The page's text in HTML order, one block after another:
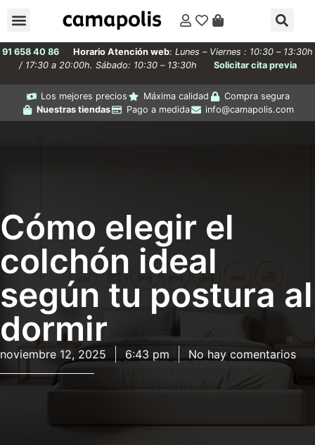
91 658 40 86 Horario Atención web: Lunes – Viernes : 10:30 – 13:30h
/ 17:30 a 20:00h. Sábado: 10:30 – 13:30h
Solicitar cita previa
Los mejores precios Máxima calidad
Compra segura
Nuestras tiendas
Pago a medida info@camapolis.com
Cómo elegir el
colchón ideal
según tu postura al
dormir
noviembre 12, 2025 6:43 pm No hay comentarios